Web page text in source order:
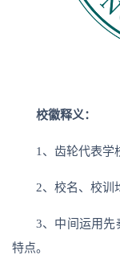
校徽释义：
1、齿轮代表学
2、校名、校训
3、中间运用先
特点。